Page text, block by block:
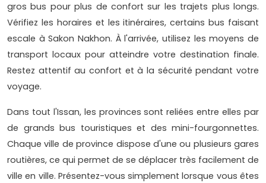
gros bus pour plus de confort sur les trajets plus longs.
Vérifiez les horaires et les itinéraires, certains bus faisant
escale à Sakon Nakhon. À l'arrivée, utilisez les moyens de
transport locaux pour atteindre votre destination finale.
Restez attentif au confort et à la sécurité pendant votre
voyage.
Dans tout l'Issan, les provinces sont reliées entre elles par
de grands bus touristiques et des mini-fourgonnettes.
Chaque ville de province dispose d'une ou plusieurs gares
routières, ce qui permet de se déplacer très facilement de
ville en ville. Présentez-vous simplement lorsque vous êtes